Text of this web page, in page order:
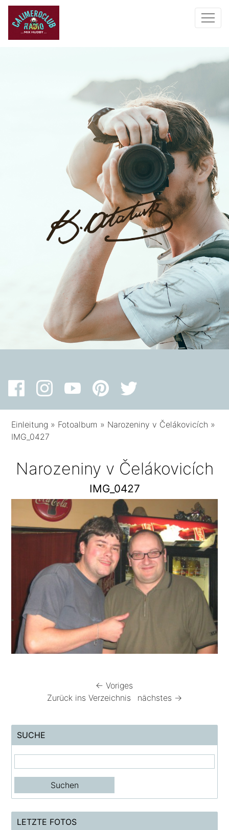
Einleitung » Fotoalbum » Narozeniny v Čelákovicích »
IMG_0427
Narozeniny v Čelákovicích
IMG_0427
← Voriges
Zurück ins Verzeichnis
nächstes →
SUCHE
LETZTE FOTOS